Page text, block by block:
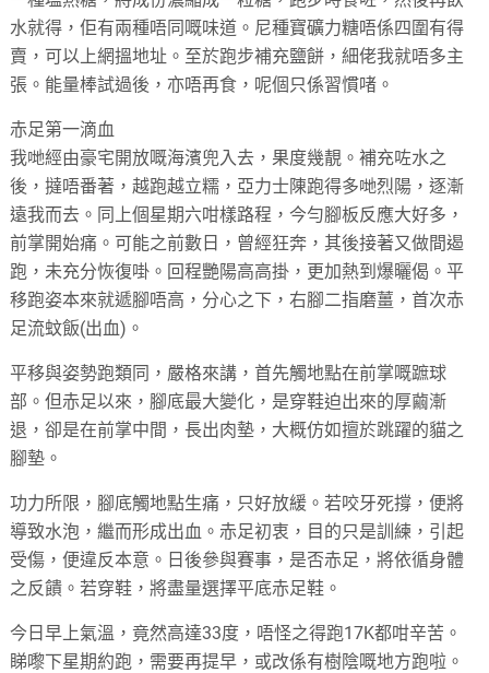
水就得，佢有兩種唔同嘅味道。尼種寶礦力糖唔係四圍有得
賣，可以上網搵地址。至於跑步補充鹽餅，細佬我就唔多主
張。能量棒試過後，亦唔再食，呢個只係習慣啫。
赤足第一滴血
我哋經由豪宅開放嘅海濱兜入去，果度幾靚。補充咗水之
後，撻唔番著，越跑越立糯，亞力士陳跑得多哋烈陽，逐漸
遠我而去。同上個星期六咁樣路程，今勻腳板反應大好多，
前掌開始痛。可能之前數日，曾經狂奔，其後接著又做間遏
跑，未充分恢復啩。回程艷陽高高掛，更加熱到爆曬偈。平
移跑姿本來就遞腳唔高，分心之下，右腳二指磨薑，首次赤
足流蚊飯(出血)。
平移與姿勢跑類同，嚴格來講，首先觸地點在前掌嘅蹠球
部。但赤足以來，腳底最大變化，是穿鞋迫出來的厚繭漸
退，卻是在前掌中間，長出肉墊，大概仿如擅於跳躍的貓之
腳墊。
功力所限，腳底觸地點生痛，只好放緩。若咬牙死撐，便將
導致水泡，繼而形成出血。赤足初衷，目的只是訓練，引起
受傷，便違反本意。日後參與賽事，是否赤足，將依循身體
之反饋。若穿鞋，將盡量選擇平底赤足鞋。
今日早上氣溫，竟然高達33度，唔怪之得跑17K都咁辛苦。
睇嚟下星期約跑，需要再提早，或改係有樹陰嘅地方跑啦。